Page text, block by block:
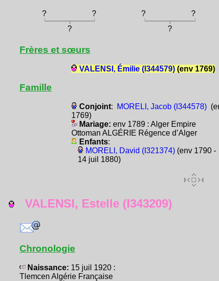
? ? ?
?
?
?
Frères et sœurs
VALENSI, Émilie (I344579)(env 1769)
Famille
Conjoint: MORELI, Jacob (I344578)
1769)
Mariage: env 1789 : Alger Empire
Ottoman ALGÉRIE Régence d’Alger
Enfants:
MORELI, David (I321374)(env 1790 -
14 juil 1880)
VALENSI, Estelle (I343209)
Chronologie
Naissance: 15 juil 1920 :
Tlemcen Algérie Française